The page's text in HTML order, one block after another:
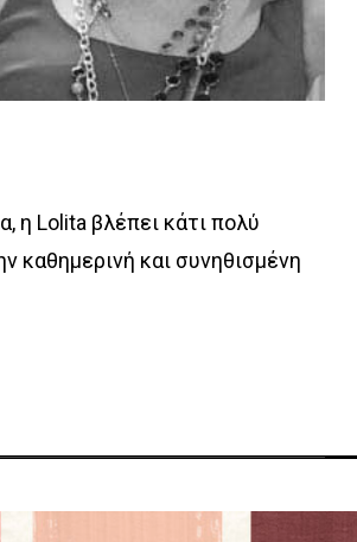
η Lolita βλέπει κάτι πολύ
καθημερινή και συνηθισμένη